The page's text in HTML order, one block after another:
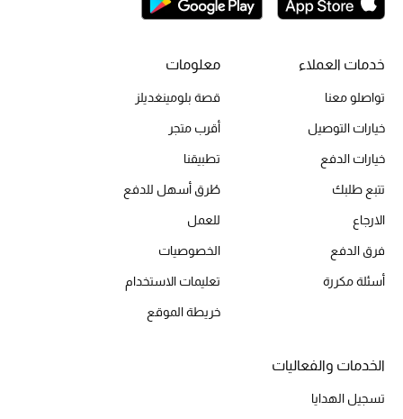
تشكيلة الأحذية
الأحذية الرجالية
أحذية للأطفال
أحذية مختارة
خصومات
جميع مستحضرات الجمال
خدمات العملاء
تواصلو معنا
خيارات التوصيل
خيارات الدفع
تتبع طلبك
الارجاع
فرق الدفع
أسئلة مكررة
معلومات
قصة بلومينغديلز
أقرب متجر
تطبيقنا
طُرق أسهل للدفع
للعمل
الخصوصيات
تعليمات الاستخدام
خريطة الموقع
الخدمات والفعاليات
تسجيل الهدايا